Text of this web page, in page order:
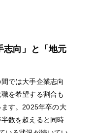
向」と「地元
では大手企業志向
を希望する割合も
す。2025年卒の大
数を超えると同時